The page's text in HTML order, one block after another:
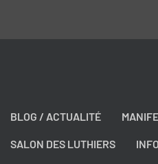
BLOG / ACTUALITÉ
SALON DES LUTHIERS